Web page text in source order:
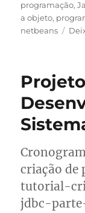
em
programação,
a objeto,
netbeans
criação de
tutorial-
jdbc-